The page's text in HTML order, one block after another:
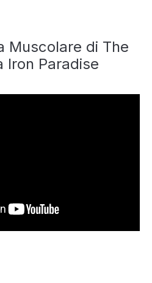
Muscolare di The
Iron Paradise